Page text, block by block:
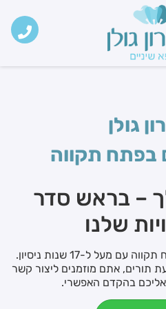
גולן
בפתח תקווה
– בראש סדר
שלנו
מעל ל-17 שנות ניסיון.
תורים, אתם מוזמנים ליצור קשר
בהקדם האפשרי.